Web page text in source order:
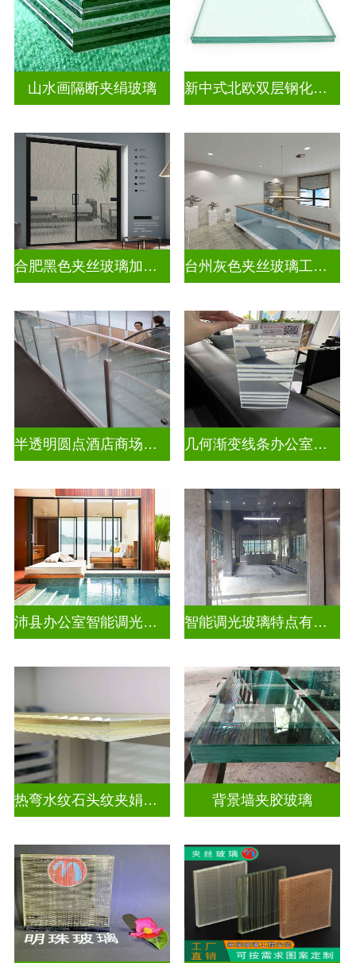
山水画隔断夹绢玻璃 新中式北欧双层钢化夹胶
合肥黑色夹丝玻璃加工厂 台州灰色夹丝玻璃工厂招聘
半透明圆点酒店商场彩色渐变玻璃 几何渐变线条办公室彩色渐变玻璃
沛县办公室智能调光玻璃厂商 智能调光玻璃特点有哪些方面
热弯水纹石头纹夹娟夹丝玻璃 背景墙夹胶玻璃